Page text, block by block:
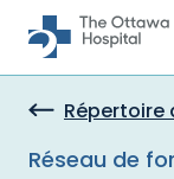
Skip to main
Répertoire
Réseau de